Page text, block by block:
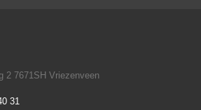
2 7671SH Vriezenveen
31